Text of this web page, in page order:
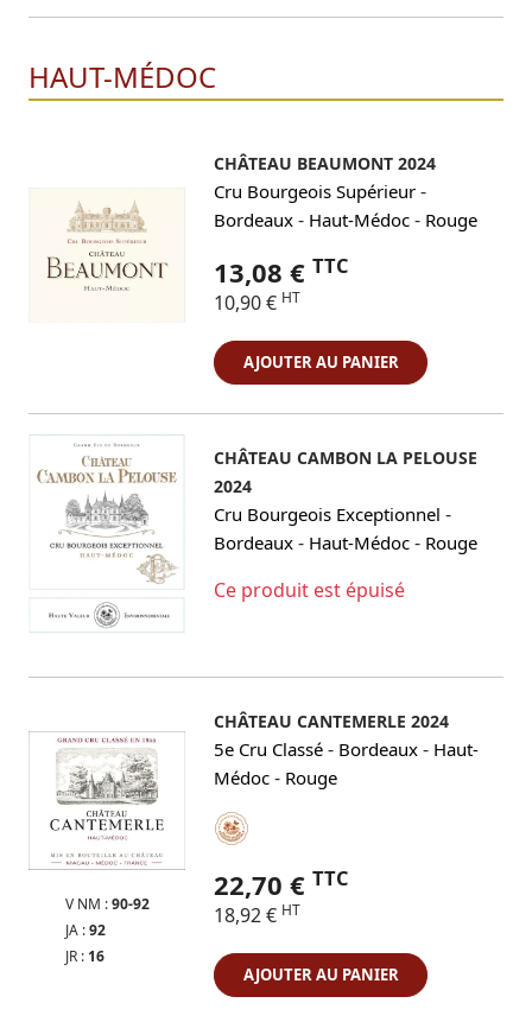
HAUT-MÉDOC
CHÂTEAU BEAUMONT 2024
Cru Bourgeois Supérieur -
Bordeaux - Haut-Médoc - Rouge
13,08 € TTC
10,90 € HT
AJOUTER AU PANIER
CHÂTEAU CAMBON LA PELOUSE
2024
Cru Bourgeois Exceptionnel -
Bordeaux - Haut-Médoc - Rouge
Ce produit est épuisé
V NM :90-92
JA :92
JR : 16
CHÂTEAU CANTEMERLE 2024
5e Cru Classé - Bordeaux - Haut-
Médoc - Rouge
22,70 € TTC
18,92 € HT
AJOUTER AU PANIER